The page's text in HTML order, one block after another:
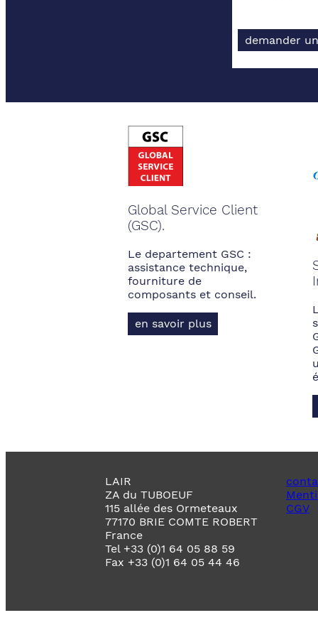
demander
Global Service Client
(GSC).
Le departement GSC :
assistance technique,
fourniture de
composants et conseil.
en savoir plus
LAIR
ZA du TUBOEUF
115 allée des Ormeteaux
77170 BRIE COMTE ROBERT
France
Tel +33 (0)1 64 05 88 59
Fax +33 (0)1 64 05 44 46
CGV